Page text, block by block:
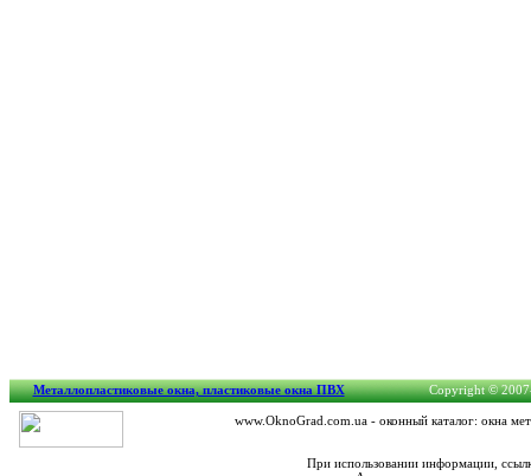
Металлопластиковые окна, пластиковые окна ПВХ Copyright ©
www.OknoGrad.com.ua - оконный каталог: окна
При использовании информации,